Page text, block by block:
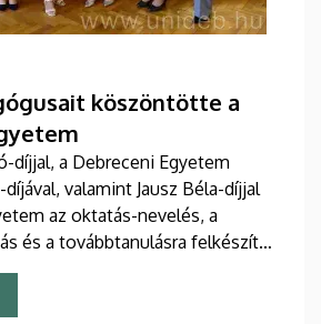
köszöntötte a
díjjal, a Debreceni Egyetem
valamint Jausz Béla-díjjal
az oktatás-nevelés, a
és a továbbtanulásra felkészítés
példaértékű eredményt...